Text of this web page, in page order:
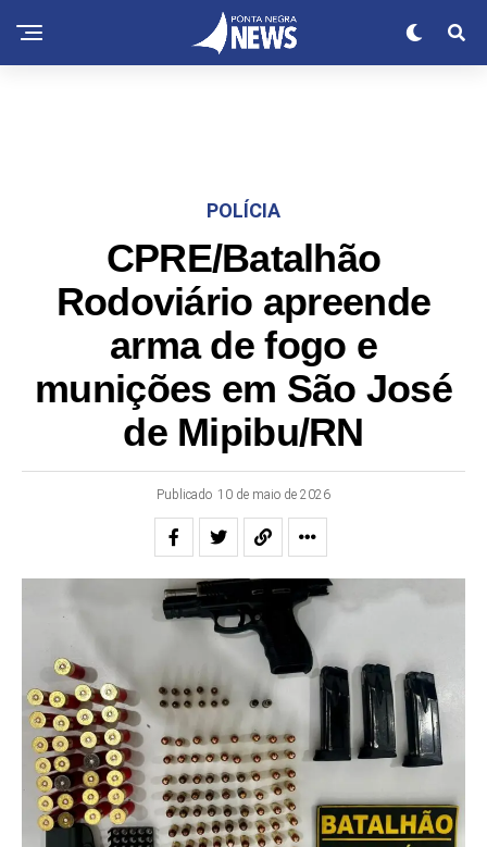
POLÍCIA
CPRE/Batalhão
Rodoviário apreende
arma de fogo e
munições em São José
de Mipibu/RN
Publicado 10 de maio de 2026